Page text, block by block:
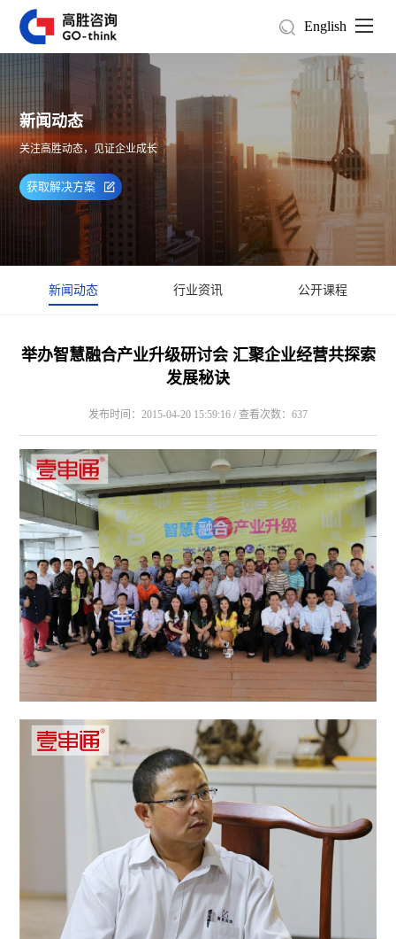
English
新闻动态
关注高胜动态，见证企业成长
获取解决方案
新闻动态 行业资讯 公开课程
举办智慧融合产业升级研讨会 汇聚企业经营共探索
发展秘诀
发布时间：2015-04-20 15:59:16 / 查看次数：637